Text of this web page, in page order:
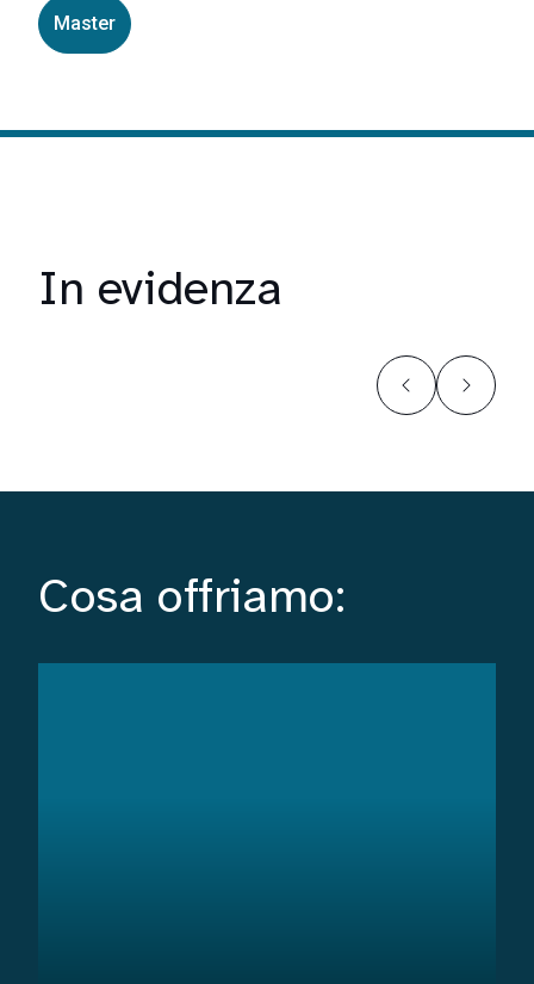
Master
In evidenza
Cosa offriamo: